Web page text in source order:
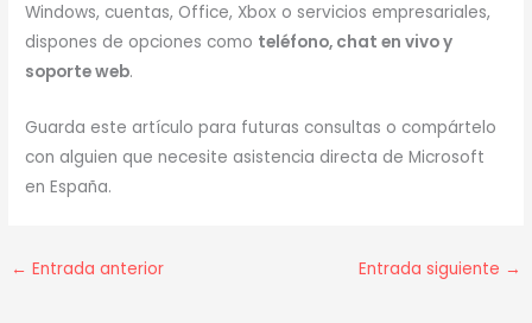
Windows, cuentas, Office, Xbox o servicios empresariales,
dispones de opciones como teléfono, chat en vivo y
soporte web.
Guarda este artículo para futuras consultas o compártelo
con alguien que necesite asistencia directa de Microsoft
en España.
← Entrada anterior Entrada siguiente →